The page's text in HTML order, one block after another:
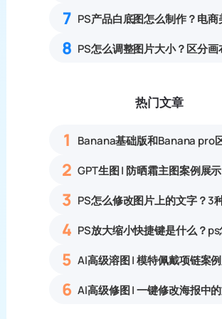
7
8
热门文章
1
2 GPT生图 | 防晒霜主图案例展示
3
4
5
6